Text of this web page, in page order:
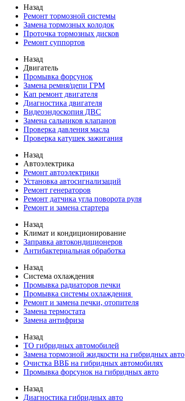
Назад
Ремонт тормозной системы
Замена тормозных колодок
Проточка тормозных дисков
Ремонт суппортов
Назад
Двигатель
Промывка форсунок
Замена ремня/цепи ГРМ
Кап ремонт двигателя
Диагностика двигателя
Видеоэндоскопия ДВС
Замена сальников клапанов
Проверка давления масла
Проверка катушек зажигания
Назад
Автоэлектрика
Ремонт автоэлектрики
Установка автосигнализаций
Ремонт генераторов
Ремонт датчика угла поворота руля
Ремонт и замена стартера
Назад
Климат и кондиционирование
Заправка автокондиционеров
Антибактериальная обработка
Назад
Система охлаждения
Промывка радиаторов печки
Промывка системы охлаждения
Ремонт и замена печки, отопителя
Замена термостата
Замена антифриза
Назад
ТО гибридных автомобилей
Замена тормозной жидкости на гибридных авто
Очистка ВВБ на гибридных автомобилях
Промывка форсунок на гибридных авто
Назад
Диагностика гибридных авто